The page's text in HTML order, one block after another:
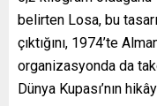
belirten Losa, bu
çıktığını, 1974’te
organizasyonda da
Dünya Kupası’nın